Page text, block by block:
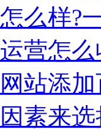
么样?
营怎
站添
素来